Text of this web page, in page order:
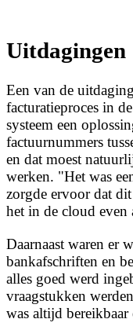
Uitdagingen
Een van de
facturatieproces in
systeem een
factuurnummers
en dat moest
werken. "Het was
zorgde ervoor dat
het in de cloud even
Daarnaast waren er
bankafschriften en
alles goed werd
vraagstukken
was altijd